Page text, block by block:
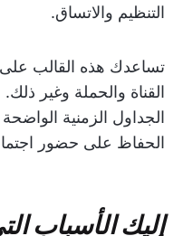
التنظيم والاتساق.
تساعدك هذه القالب
القناة والحملة وغير
الجداول الزمنية
الحفاظ على حضور
إليك الأسباب